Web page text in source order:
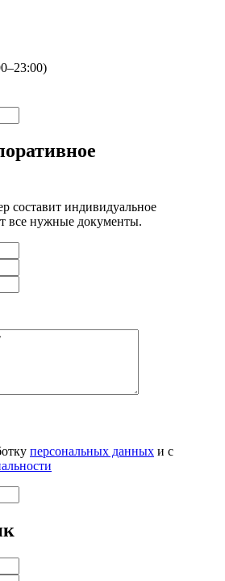
составит индивидуальное
все нужные документы.
персональных данных и с